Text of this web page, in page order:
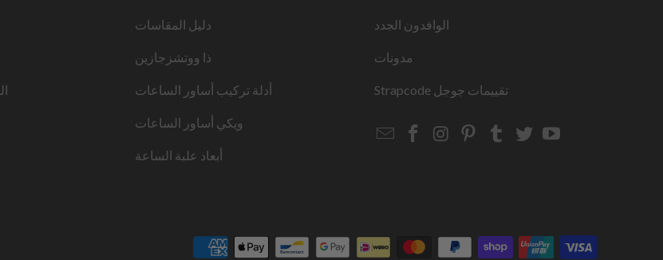
دليل المقاسات
ذا ووتشزجازين
أدلة تركيب أساور الساعات
ويكي أساور الساعات
أبعاد علبة الساعة
الوافدون الجدد
مدونات
Strapcode تقييمات جوجل
EmailStrapcode
Strapcode
Strapcode
Strapcode
Strapcode